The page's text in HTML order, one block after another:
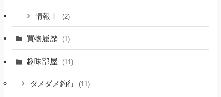
情報Ⅰ (2)
買物履歴 (1)
趣味部屋 (11)
ダメダメ釣行 (11)